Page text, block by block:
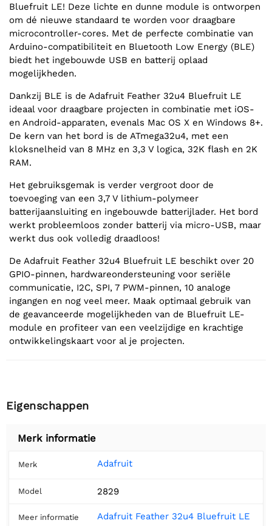
Bluefruit LE! Deze lichte en dunne module is ontworpen
om dé nieuwe standaard te worden voor draagbare
microcontroller-cores. Met de perfecte combinatie van
Arduino-compatibiliteit en Bluetooth Low Energy (BLE)
biedt het ingebouwde USB en batterij oplaad
mogelijkheden.
Dankzij BLE is de Adafruit Feather 32u4 Bluefruit LE
ideaal voor draagbare projecten in combinatie met iOS-
en Android-apparaten, evenals Mac OS X en Windows 8+.
De kern van het bord is de ATmega32u4, met een
kloksnelheid van 8 MHz en 3,3 V logica, 32K flash en 2K
RAM.
Het gebruiksgemak is verder vergroot door de
toevoeging van een 3,7 V lithium-polymeer
batterijaansluiting en ingebouwde batterijlader. Het bord
werkt probleemloos zonder batterij via micro-USB, maar
werkt dus ook volledig draadloos!
De Adafruit Feather 32u4 Bluefruit LE beschikt over 20
GPIO-pinnen, hardwareondersteuning voor seriële
communicatie, I2C, SPI, 7 PWM-pinnen, 10 analoge
ingangen en nog veel meer. Maak optimaal gebruik van
de geavanceerde mogelijkheden van de Bluefruit LE-
module en profiteer van een veelzijdige en krachtige
ontwikkelingskaart voor al je projecten.
Eigenschappen
Merk informatie
Merk Adafruit
Model 2829
Meer informatie Adafruit Feather 32u4 Bluefruit LE